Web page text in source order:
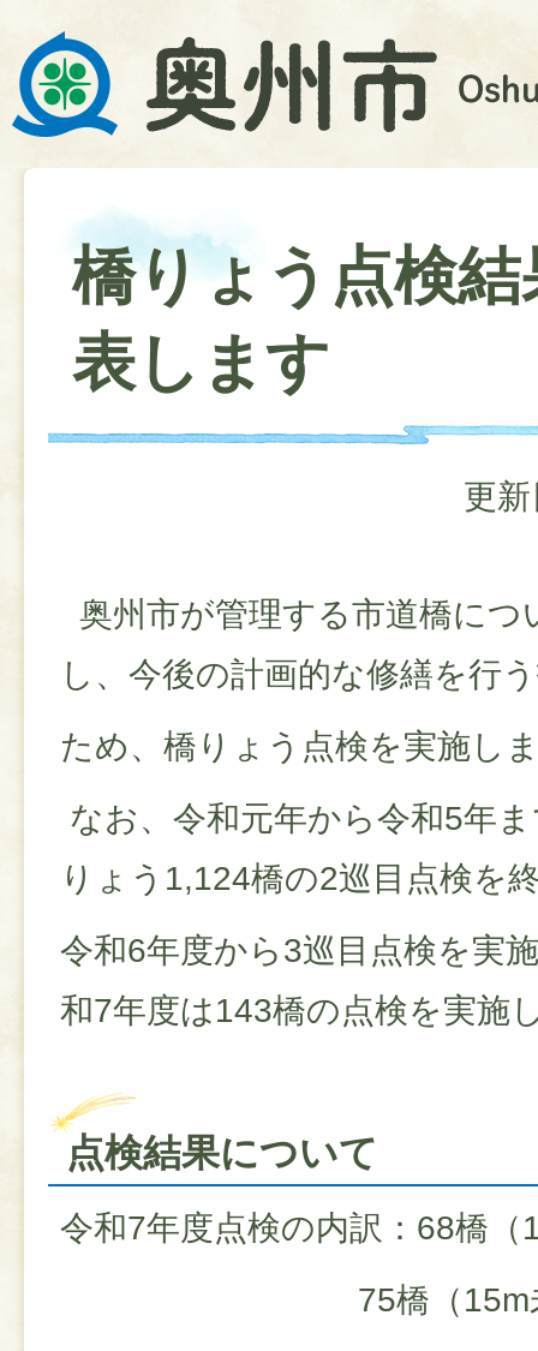
橋りょう点検
表します
更
奥州市が管理する市道橋につ
し、今後の計画的な修繕を行
ため、橋りょう点検を実施し
なお、令和元年から令和5年
りょう1,124橋の2巡目点検を
令和6年度から3巡目点検を実
和7年度は143橋の点検を実施
点検結果について
令和7年度点検の内訳：68橋（
75橋（15m未